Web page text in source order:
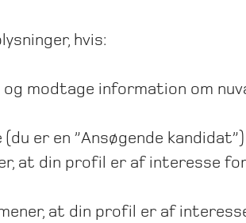
hvis:
modtage information om
er en ”Ansøgende kandidat”)
at din profil er af interesse
at din profil er af